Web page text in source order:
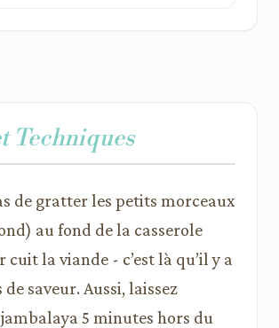
Techniques
de gratter les petits morceaux
au fond de la casserole
cuit la viande - c’est là qu’il y a
de saveur. Aussi, laissez
5 minutes hors du